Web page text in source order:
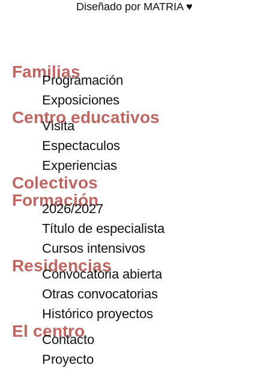
Diseñado por MATRIA ♥
Familias
Programación
Exposiciones
Centro educativos
Visita
Espectaculos
Experiencias
Colectivos
Formación
2026/2027
Título de especialista
Cursos intensivos
Residencias
Convocatoria abierta
Otras convocatorias
Histórico proyectos
El centro
Contacto
Proyecto